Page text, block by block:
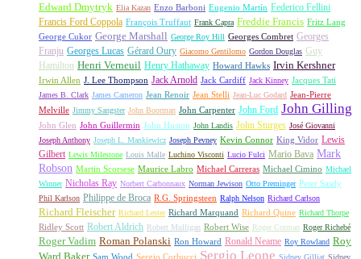
Edward Dmytryk Elia Kazan Enzo Barboni Eugenio Martín Federico Fellini
Francis Ford Coppola François Truffaut Frank Capra Freddie Francis Fritz Lang
George Cukor George Marshall George Roy Hill Georges Combret Georges
Franju Georges Lucas Gérard Oury Giacomo Gentilomo Gordon Douglas Guy
Hamilton Henri Verneuil Henry Hathaway Howard Hawks Irvin Kershner
Irwin Allen J. Lee Thompson Jack Arnold Jack Cardiff Jack Kinney Jacques Tati
James B. Clark James Cameron Jean Renoir Jean Stelli Jean-Luc Godard Jean-Pierre
Melville Jimmy Sangster John Boorman John Carpenter John Ford John Gilling
John Glen John Guillermin John Huston John Landis John Sturges José Giovanni
Joseph Anthony Joseph L. Mankiewicz Joseph Pevney Kevin Connor King Vidor Lewis
Gilbert Lewis Milestone Louis Malle Luchino Visconti Lucio Fulci Mario Bava Mark
Robson Martin Scorsese Maurice Labro Michael Carreras Michael Cimino Michael
Winner Nicholas Ray Norbert Carbonnaux Norman Jewison Otto Preminger Peter Sasdy
Phil Karlson Philippe de Broca R.G. Springsteen Ralph Nelson Richard Carlson
Richard Fleischer Richard Lester Richard Marquand Richard Quine Richard Thorpe
Ridley Scott Robert Aldrich Robert Mulligan Robert Wise Roger Corman Roger Richebé
Roger Vadim Roman Polanski Ron Howard Ronald Neame Roy Rowland Roy
Ward Baker Sam Wood Sergio Corbucci Sergio Leone Sidney Gilliat Sidney